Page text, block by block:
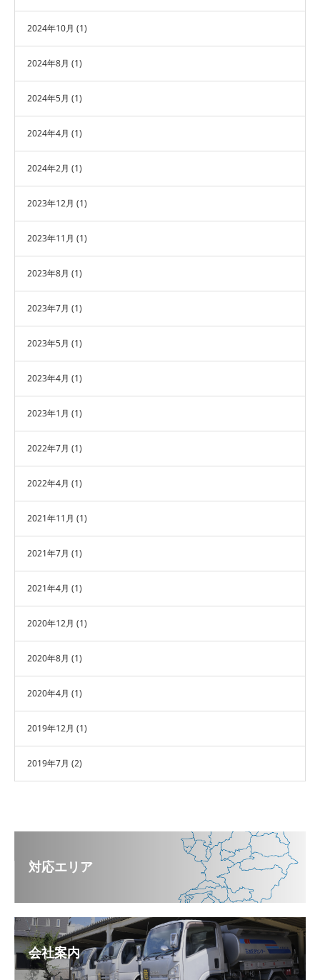
2024年10月 (1)
2024年8月 (1)
2024年5月 (1)
2024年4月 (1)
2024年2月 (1)
2023年12月 (1)
2023年11月 (1)
2023年8月 (1)
2023年7月 (1)
2023年5月 (1)
2023年4月 (1)
2023年1月 (1)
2022年7月 (1)
2022年4月 (1)
2021年11月 (1)
2021年7月 (1)
2021年4月 (1)
2020年12月 (1)
2020年8月 (1)
2020年4月 (1)
2019年12月 (1)
2019年7月 (2)
対応エリア
会社案内